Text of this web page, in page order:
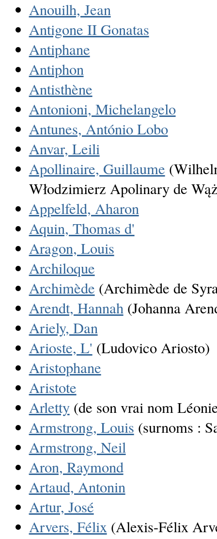
Anouilh, Jean
Antigone II Gonatas
Antiphane
Antiphon
Antisthène
Antonioni, Michelangelo
Antunes, António Lobo
Anvar, Leili
Apollinaire, Guillaume
Włodzimierz Apolinary de
Appelfeld, Aharon
Aquin, Thomas d'
Aragon, Louis
Archiloque
Archimède (Archimède de
Arendt, Hannah(Johanna
Ariely, Dan
Arioste, L' (Ludovico Ariosto)
Aristophane
Aristote
Arletty(de son vrai nom
Armstrong, Louis (surnoms :
Armstrong, Neil
Aron, Raymond
Artaud, Antonin
Artur, José
Arvers, Félix(Alexis-Félix